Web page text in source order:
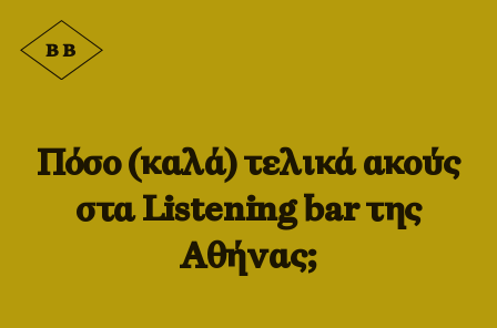
Πόσο (καλά) τελικά ακούς
στα Listening bar της
Αθήνας;